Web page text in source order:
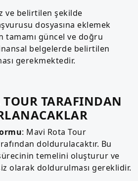
ve belirtilen şekilde
dosyasına eklemek
tamamı güncel ve doğru
belgelerde belirtilen
gerekmektedir.
TARAFINDAN
: Mavi Rota Tour
doldurulacaktır. Bu
temelini oluşturur ve
olarak doldurulması gereklidir.